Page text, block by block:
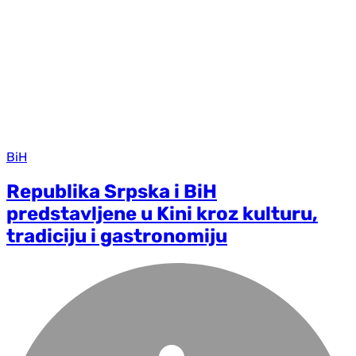
BiH
Republika Srpska i BiH
predstavljene u Kini kroz kulturu,
tradiciju i gastronomiju